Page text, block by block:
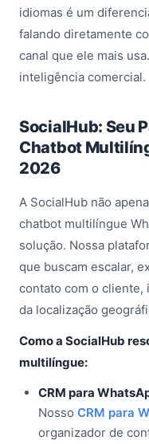
idiomas é um
falando diretamente
canal que ele mais
inteligência comercial.
SocialHub: Seu
Chatbot
2026
A SocialHub não
chatbot multilíngue
solução. Nossa
que buscam escalar,
contato com o cliente,
da localização
Como a SocialHub
multilíngue:
CRM para
Nosso CRM para
organizador de